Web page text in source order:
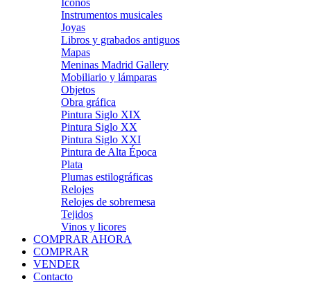
Iconos
Instrumentos musicales
Joyas
Libros y grabados antiguos
Mapas
Meninas Madrid Gallery
Mobiliario y lámparas
Objetos
Obra gráfica
Pintura Siglo XIX
Pintura Siglo XX
Pintura Siglo XXI
Pintura de Alta Época
Plata
Plumas estilográficas
Relojes
Relojes de sobremesa
Tejidos
Vinos y licores
COMPRAR AHORA
COMPRAR
VENDER
Contacto